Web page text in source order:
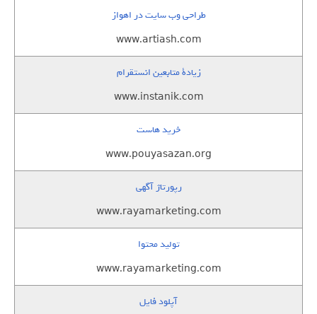
طراحی وب سایت در اهواز
www.artiash.com
زيادة متابعين انستقرام
www.instanik.com
خرید هاست
www.pouyasazan.org
رپورتاژ آگهی
www.rayamarketing.com
تولید محتوا
www.rayamarketing.com
آپلود فایل